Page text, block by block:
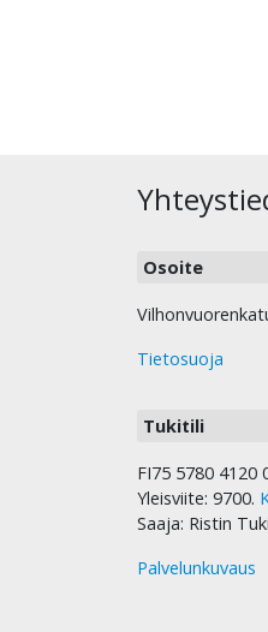
Osoite
Tietosuoja
Tukitili
FI75 5780 4120
Yleisviite: 9700.
Saaja: Ristin
Palvelunkuvaus